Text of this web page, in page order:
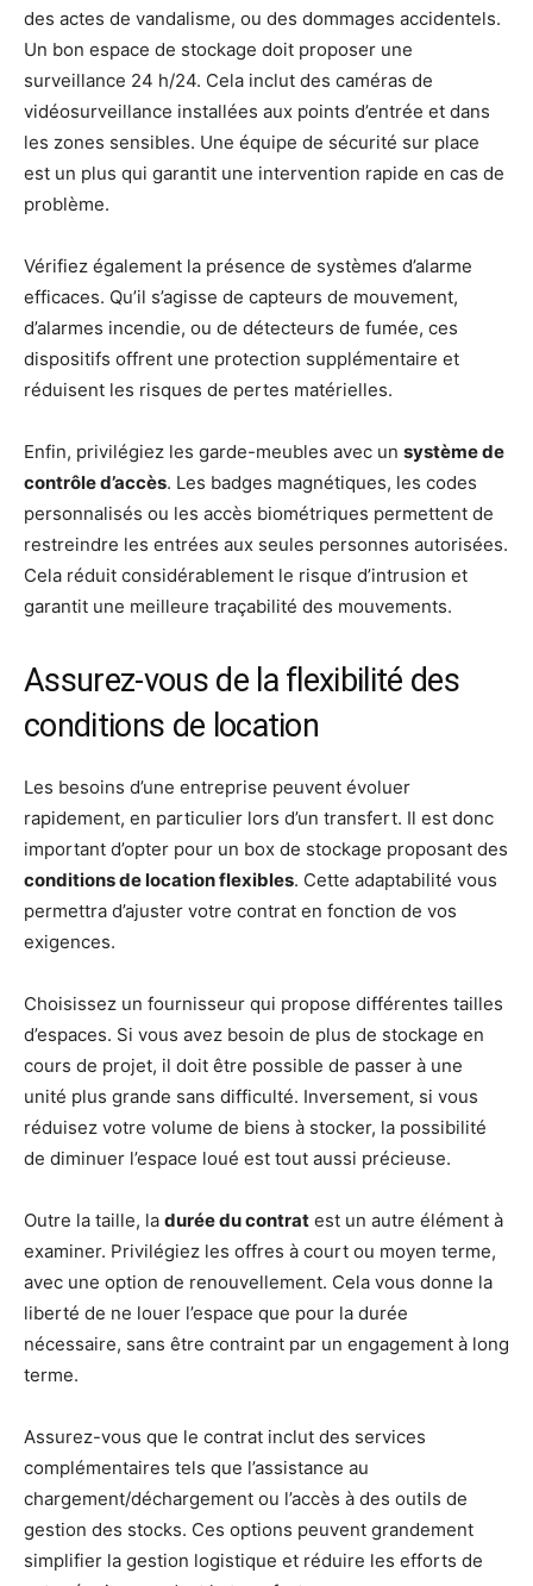
des actes de vandalisme, ou des dommages accidentels.
Un bon espace de stockage doit proposer une
surveillance 24 h/24. Cela inclut des caméras de
vidéosurveillance installées aux points d’entrée et dans
les zones sensibles. Une équipe de sécurité sur place
est un plus qui garantit une intervention rapide en cas de
problème.
Vérifiez également la présence de systèmes d’alarme
efficaces. Qu’il s’agisse de capteurs de mouvement,
d’alarmes incendie, ou de détecteurs de fumée, ces
dispositifs offrent une protection supplémentaire et
réduisent les risques de pertes matérielles.
Enfin, privilégiez les garde-meubles avec un système de
contrôle d’accès. Les badges magnétiques, les codes
personnalisés ou les accès biométriques permettent de
restreindre les entrées aux seules personnes autorisées.
Cela réduit considérablement le risque d’intrusion et
garantit une meilleure traçabilité des mouvements.
Assurez-vous de la flexibilité des
conditions de location
Les besoins d’une entreprise peuvent évoluer
rapidement, en particulier lors d’un transfert. Il est donc
important d’opter pour un box de stockage proposant des
conditions de location flexibles. Cette adaptabilité vous
permettra d’ajuster votre contrat en fonction de vos
exigences.
Choisissez un fournisseur qui propose différentes tailles
d’espaces. Si vous avez besoin de plus de stockage en
cours de projet, il doit être possible de passer à une
unité plus grande sans difficulté. Inversement, si vous
réduisez votre volume de biens à stocker, la possibilité
de diminuer l’espace loué est tout aussi précieuse.
Outre la taille, la durée du contrat est un autre élément à
examiner. Privilégiez les offres à court ou moyen terme,
avec une option de renouvellement. Cela vous donne la
liberté de ne louer l’espace que pour la durée
nécessaire, sans être contraint par un engagement à long
terme.
Assurez-vous que le contrat inclut des services
complémentaires tels que l’assistance au
chargement/déchargement ou l’accès à des outils de
gestion des stocks. Ces options peuvent grandement
simplifier la gestion logistique et réduire les efforts de